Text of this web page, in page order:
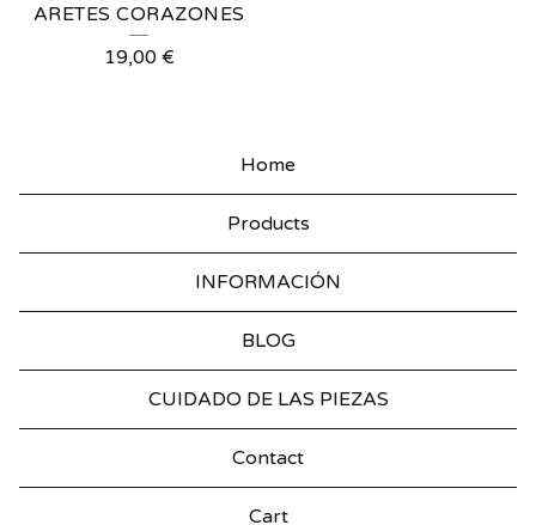
ARETES CORAZONES
19,00 €
Home
Products
INFORMACIÓN
BLOG
CUIDADO DE LAS PIEZAS
Contact
Cart